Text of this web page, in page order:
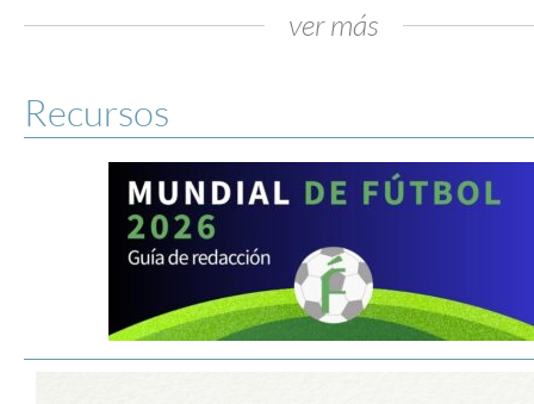
ver más
Recursos